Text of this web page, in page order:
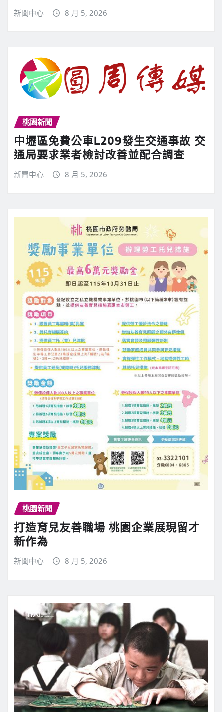
新聞中心 8 月 5, 2026
桃園新聞
中壢區免費公車L209發生交通事故 交
通局要求業者檢討改善並配合調查
新聞中心 8 月 5, 2026
桃園新聞
打造育兒友善職場 桃園企業展現留才
新作為
新聞中心 8 月 5, 2026